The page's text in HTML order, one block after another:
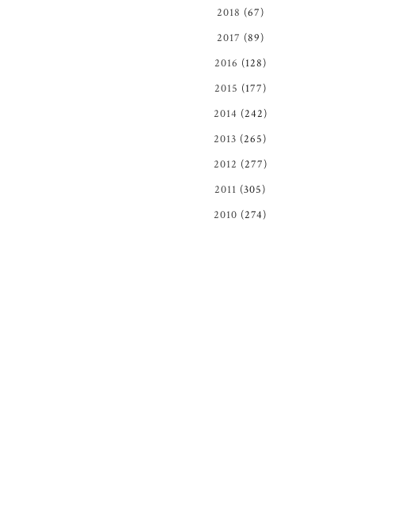
2018 (67)
2017 (89)
2016 (128)
2015 (177)
2014 (242)
2013 (265)
2012 (277)
2011 (305)
2010 (274)